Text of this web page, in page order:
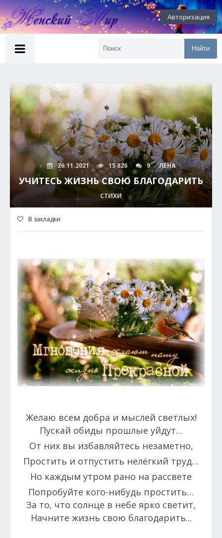
Авторизация
Найти
26.11.2021 15 826 9 ЛЕНА
УЧИТЕСЬ ЖИЗНЬ СВОЮ БЛАГОДАРИТЬ
СТИХИ
В закладки
Желаю всем добра и мыслей светлых!
Пускай обиды прошлые уйдут…
От них вы избавляйтесь незаметно,
Простить и отпустить нелёгкий труд…
Но каждым утром рано на рассвете
Попробуйте кого-нибудь простить…
За то, что солнце в небе ярко светит,
Начните жизнь свою благодарить...